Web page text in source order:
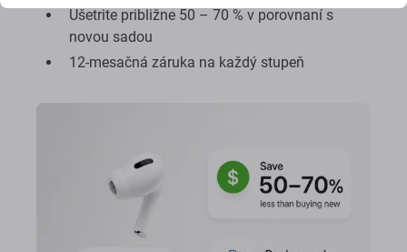
Ušetrite približne 50 – 70 % v porovnaní s
novou sadou
12-mesačná záruka na každý stupeň